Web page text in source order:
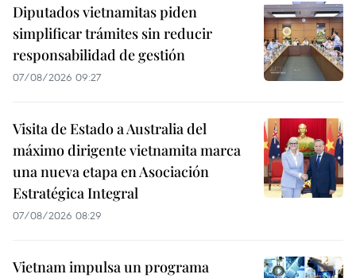
Diputados vietnamitas piden
simplificar trámites sin reducir
responsabilidad de gestión
07/08/2026 09:27
Visita de Estado a Australia del
máximo dirigente vietnamita marca
una nueva etapa en Asociación
Estratégica Integral
07/08/2026 08:29
Vietnam impulsa un programa